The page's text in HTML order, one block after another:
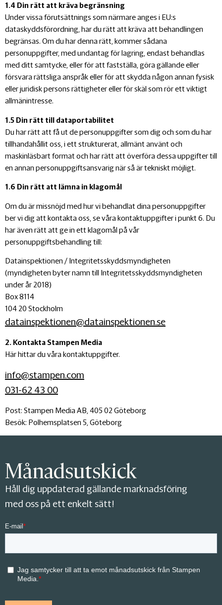
1.4 Din rätt att kräva begränsning
Under vissa förutsättnings som närmare anges i EU:s
dataskyddsförordning, har du rätt att kräva att behandlingen
begränsas. Om du har denna rätt, kommer sådana
personuppgifter, med undantag för lagring, endast behandlas
med ditt samtycke, eller för att fastställa, göra gällande eller
försvara rättsliga anspråk eller för att skydda någon annan fysisk
eller juridisk persons rättigheter eller för skäl som rör ett viktigt
allmänintresse.
1.5 Din rätt till dataportabilitet
Du har rätt att få ut de personuppgifter som dig och som du har
tillhandahållit oss, i ett strukturerat, allmänt använt och
maskinläsbart format och har rätt att överföra dessa uppgifter till
en annan personuppgiftsansvarig när så är tekniskt möjligt.
1.6 Din rätt att lämna in klagomål
Om du är missnöjd med hur vi behandlat dina personuppgifter
ber vi dig att kontakta oss, se våra kontaktuppgifter i punkt 6. Du
har även rätt att ge in ett klagomål på vår
personuppgiftsbehandling till:
Datainspektionen / Integritetsskyddsmyndigheten
(myndigheten byter namn till Integritetsskyddsmyndigheten
under år 2018)
Box 8114
104 20 Stockholm
datainspektionen@datainspektionen.se
2. Kontakta Stampen Media
Här hittar du våra kontaktuppgifter.
info@stampen.com
031-62 43 00
Post: Stampen Media AB, 405 02 Göteborg
Besök: Polhemsplatsen 5, Göteborg
Månadsutskick
Håll dig uppdaterad gällande marknadsföring
med oss på ett enkelt sätt!